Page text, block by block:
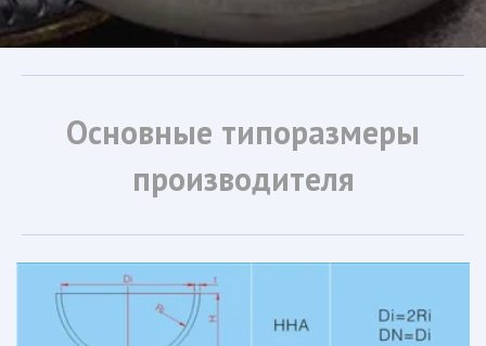
Основные типоразмеры
производителя